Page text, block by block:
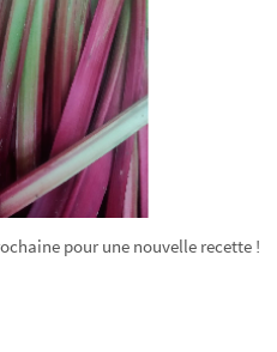
pour une nouvelle recette !